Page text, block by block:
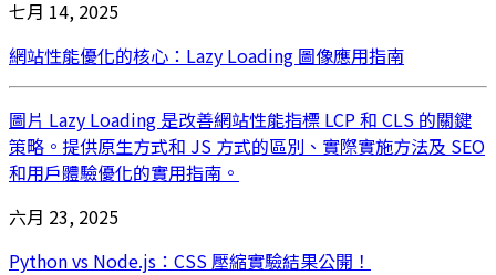
七月 14, 2025
網站性能優化的核心：Lazy Loading 圖像應用指南
圖片 Lazy Loading 是改善網站性能指標 LCP 和 CLS 的關鍵
策略。提供原生方式和 JS 方式的區別、實際實施方法及 SEO
和用戶體驗優化的實用指南。
六月 23, 2025
Python vs Node.js：CSS 壓縮實驗結果公開！